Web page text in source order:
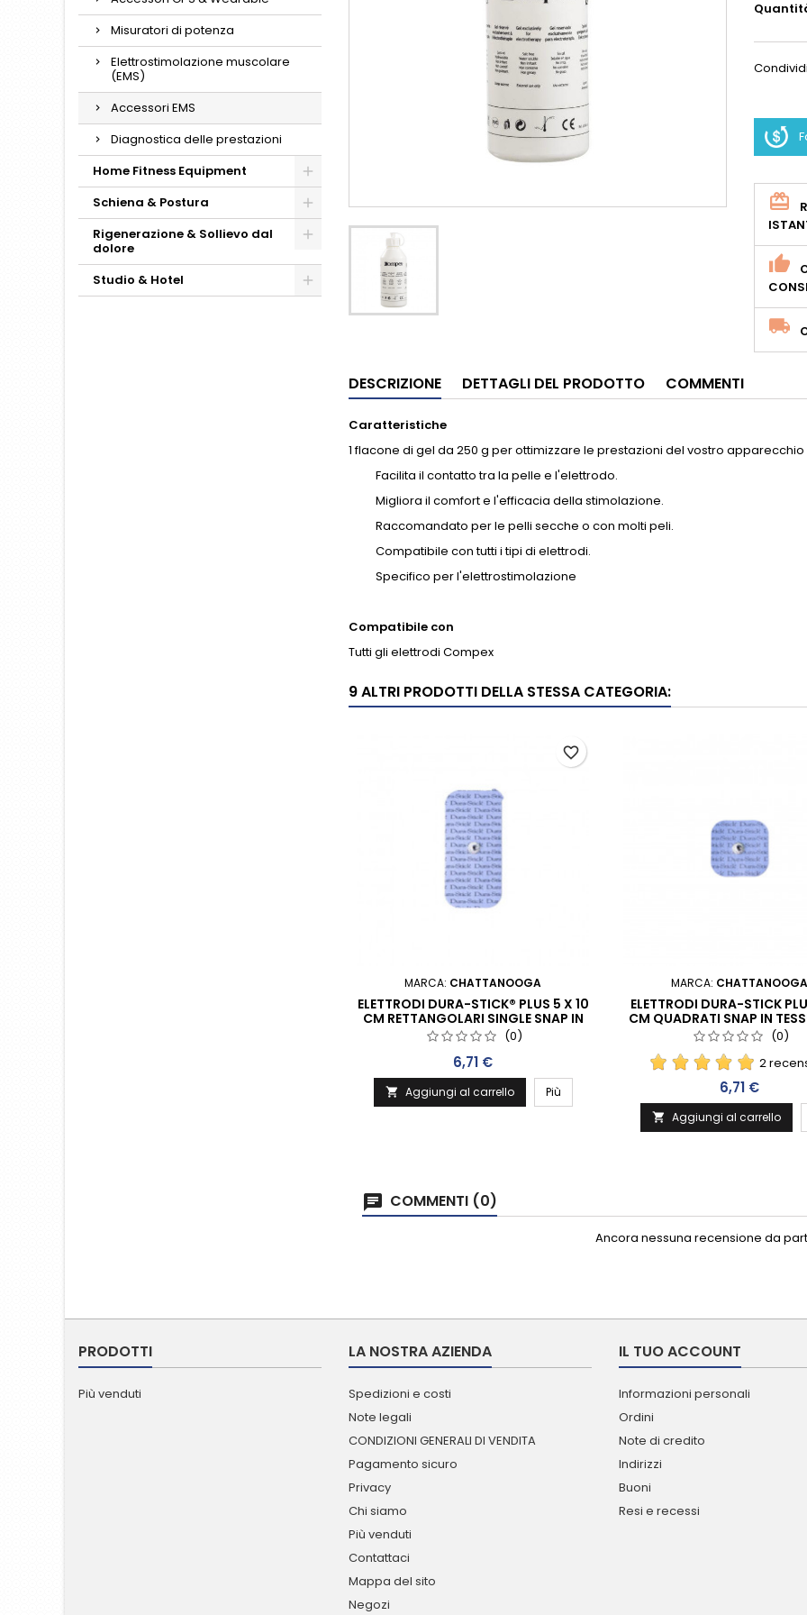
Misuratori di potenza
Elettrostimolazione muscolare
(EMS)
Accessori EMS
Diagnostica delle prestazioni
Home Fitness Equipment
Schiena & Postura
Rigenerazione & Sollievo dal
dolore
Studio & Hotel
Condividi
DESCRIZIONE DETTAGLI DEL PRODOTTO COMMENTI
Caratteristiche
1 flacone di gel da 250 g per ottimizzare le prestazioni del vostro apparecchio
Facilita il contatto tra la pelle e l'elettrodo.
Migliora il comfort e l'efficacia della stimolazione.
Raccomandato per le pelli secche o con molti peli.
Compatibile con tutti i tipi di elettrodi.
Specifico per l'elettrostimolazione
Compatibile con
Tutti gli elettrodi Compex
9 ALTRI PRODOTTI DELLA STESSA CATEGORIA:
MARCA: CHATTANOOGA
ELETTRODI DURA-STICK® PLUS 5 X 10
CM RETTANGOLARI SINGLE SNAP IN
TESSUTO (2PER BUSTA)
(0)
Prezzo
6,71 €
 Aggiungi al carrello Più
favorite_border
MARCA: CHATTANOOGA
ELETTRODI DURA-STICK
CM QUADRATI SNAP IN
PER BUSTA)(0)
2
Prezzo
6,71 €
 Aggiungi al carrello
COMMENTI (0)
Ancora nessuna recensione da
PRODOTTI
Più venduti
LA NOSTRA AZIENDA
Spedizioni e costi
Note legali
CONDIZIONI GENERALI DI VENDITA
Pagamento sicuro
Privacy
Chi siamo
Più venduti
Contattaci
Mappa del sito
Negozi
IL TUO ACCOUNT
Informazioni personali
Ordini
Note di credito
Indirizzi
Buoni
Resi e recessi